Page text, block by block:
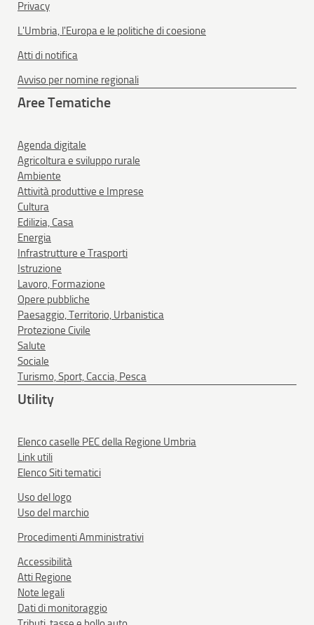
Privacy
L'Umbria, l'Europa e le politiche di coesione
Atti di notifica
Avviso per nomine regionali
Aree Tematiche
Agenda digitale
Agricoltura e sviluppo rurale
Ambiente
Attività produttive e Imprese
Cultura
Edilizia, Casa
Energia
Infrastrutture e Trasporti
Istruzione
Lavoro, Formazione
Opere pubbliche
Paesaggio, Territorio, Urbanistica
Protezione Civile
Salute
Sociale
Turismo, Sport, Caccia, Pesca
Utility
Elenco caselle PEC della Regione Umbria
Link utili
Elenco Siti tematici
Uso del logo
Uso del marchio
Procedimenti Amministrativi
Accessibilità
Atti Regione
Note legali
Dati di monitoraggio